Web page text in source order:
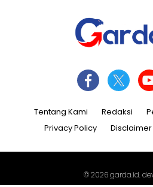
Tentang Kami Redaksi
Privacy Policy
Disclaimer
© 2026garda.id.